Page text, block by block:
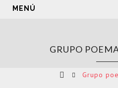
MENÚ
GRUPO
Grupo